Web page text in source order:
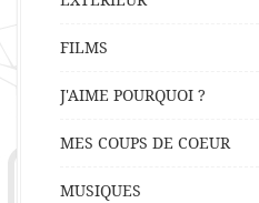
FILMS
J'AIME POURQUOI ?
MES COUPS DE COEUR
MUSIQUES